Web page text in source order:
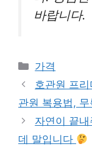
바랍니다.
카
테
리
가격
호관원 프
관원 복용법, 무
자연이 끝
데 말입니다